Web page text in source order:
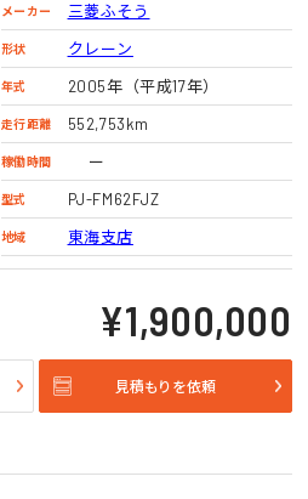
メーカー 三菱ふそう
形状 クレーン
年式 2005年（平成17年）
走行距離 552,753km
稼働時間 ー
型式 PJ-FM62FJZ
地域 東海支店
¥1,900,000
見積もりを依頼